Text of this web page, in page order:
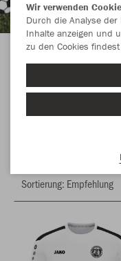
JAKO Shop
Wir verwenden
Durch die Analyse
Inhalte anzeigen und
zu den Cookies